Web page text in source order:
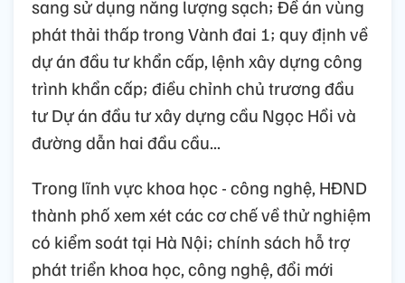
sang sử dụng năng lượng sạch; Đề án vùng
phát thải thấp trong Vành đai 1; quy định về
dự án đầu tư khẩn cấp, lệnh xây dựng công
trình khẩn cấp; điều chỉnh chủ trương đầu
tư Dự án đầu tư xây dựng cầu Ngọc Hồi và
đường dẫn hai đầu cầu...
Trong lĩnh vực khoa học - công nghệ, HĐND
thành phố xem xét các cơ chế về thử nghiệm
có kiểm soát tại Hà Nội; chính sách hỗ trợ
phát triển khoa học, công nghệ, đổi mới